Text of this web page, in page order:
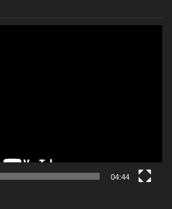
04:44